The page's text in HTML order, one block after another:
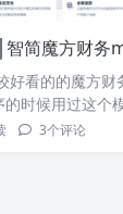
智简魔方财务
好看的的魔方
时候用过这个
3个评论